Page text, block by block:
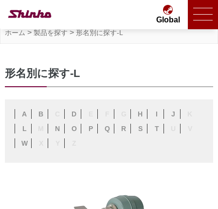
Global
ホーム > 製品を探す > 形名別に探す-L
形名別に探す-L
A B D H I J
L
N O P Q R S T
W